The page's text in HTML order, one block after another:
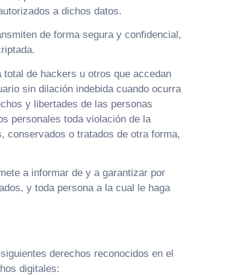
a dichos datos.
de forma segura y confidencial,
de hackers u otros que accedan
sin dilación indebida cuando ocurra
y libertades de las personas
personales toda violación de la
conservados o tratados de otra forma,
a informar de y a garantizar por
y toda persona a la cual le haga
derechos reconocidos en el
digitales: